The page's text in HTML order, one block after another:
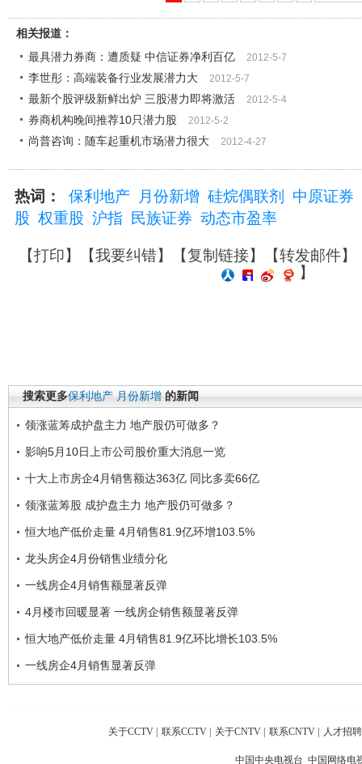
相关报道：
最具潜力券商：遭质疑 中信证券净利百亿
2012-5-7
李世彤：高端装备行业发展潜力大 2012-5-7
最新个股评级新鲜出炉 三股潜力即将激活 2012-5-4
券商机构晚间推荐10只潜力股 2012-5-2
尚普咨询：随车起重机市场潜力很大 2012-4-27
热词： 保利地产 月份新增 硅烷偶联剂
中原证券
股 权重股 沪指 民族证券 动态市盈率
【打印】【我要纠错】【复制链接】【转发邮件】
】
搜索更多保利地产 月份新增 的新闻
领涨蓝筹成护盘主力 地产股仍可做多？
影响5月10日上市公司股价重大消息一览
十大上市房企4月销售额达363亿 同比多卖66亿
领涨蓝筹股 成护盘主力 地产股仍可做多？
恒大地产低价走量 4月销售81.9亿环增103.5%
龙头房企4月份销售业绩分化
一线房企4月销售额显著反弹
4月楼市回暖显著 一线房企销售额显著反弹
恒大地产低价走量 4月销售81.9亿环比增长103.5%
一线房企4月销售显著反弹
关于CCTV | 联系CCTV | 关于CNTV | 联系CNTV | 人才招聘
中国中央电视台 中国网络电